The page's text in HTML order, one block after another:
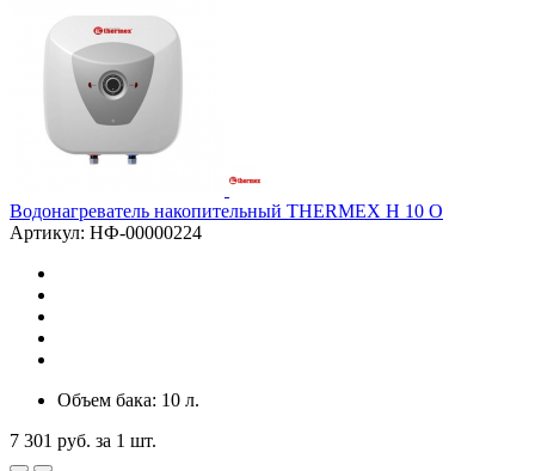
Водонагреватель накопительный THERMEX H 10 O
Артикул: НФ-00000224
Объем бака: 10 л.
7 301 руб. за 1 шт.